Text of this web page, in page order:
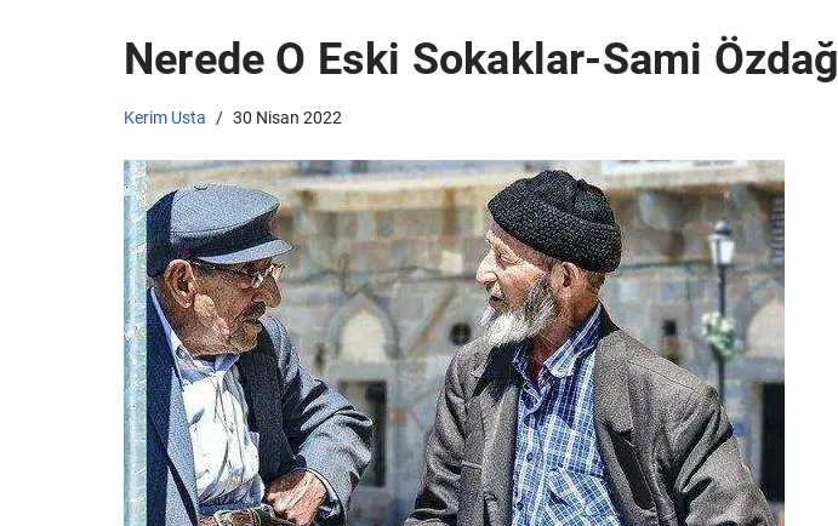
Nerede O Eski Sokaklar-Sami Özdağ
Kerim Usta 30 Nisan 2022